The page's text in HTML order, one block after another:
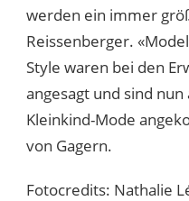
werden ein immer
Reissenberger.
Style waren bei den
angesagt und sind nun
Kleinkind-Mode
von Gagern.
Fotocredits: Nathalie